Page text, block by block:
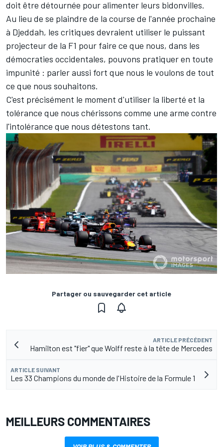
doit être détournée pour alimenter leurs bidonvilles.
Au lieu de se plaindre de la course de l'année prochaine
à Djeddah, les critiques devraient utiliser le puissant
projecteur de la F1 pour faire ce que nous, dans les
démocraties occidentales, pouvons pratiquer en toute
impunité : parler aussi fort que nous le voulons de tout
ce que nous souhaitons.
C'est précisément le moment d'utiliser la liberté et la
tolérance que nous chérissons comme une arme contre
l'intolérance que nous détestons tant.
Partager ou sauvegarder cet article
ARTICLE PRÉCÉDENT
Hamilton est "fier" que Wolff reste à la tête de Mercedes
ARTICLE SUIVANT
Les 33 Champions du monde de l'Histoire de la Formule 1
MEILLEURS COMMENTAIRES